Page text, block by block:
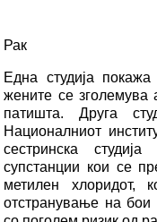
Рак
Една студија
жените се зголемува
патишта. Друга
Националниот
сестринска
супстанции кои се
метилен хлоридот,
отстранување на бои